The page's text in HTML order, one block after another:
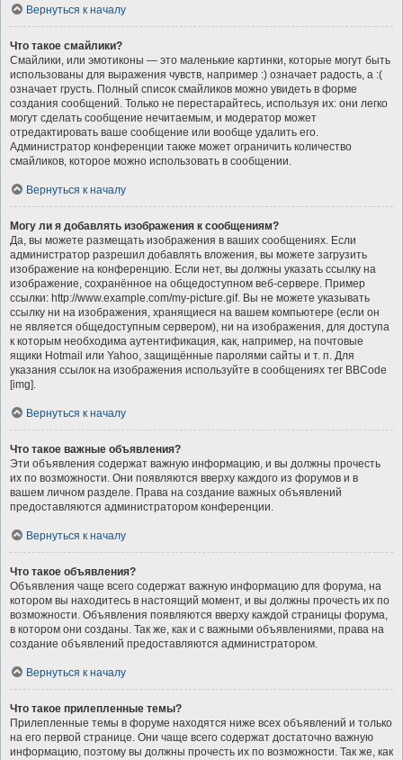
Вернуться к началу
Что такое смайлики?
Смайлики, или эмотиконы — это маленькие картинки, которые могут быть
использованы для выражения чувств, например :) означает радость, а :(
означает грусть. Полный список смайликов можно увидеть в форме
создания сообщений. Только не перестарайтесь, используя их: они легко
могут сделать сообщение нечитаемым, и модератор может
отредактировать ваше сообщение или вообще удалить его.
Администратор конференции также может ограничить количество
смайликов, которое можно использовать в сообщении.
Вернуться к началу
Могу ли я добавлять изображения к сообщениям?
Да, вы можете размещать изображения в ваших сообщениях. Если
администратор разрешил добавлять вложения, вы можете загрузить
изображение на конференцию. Если нет, вы должны указать ссылку на
изображение, сохранённое на общедоступном веб-сервере. Пример
ссылки: http://www.example.com/my-picture.gif. Вы не можете указывать
ссылку ни на изображения, хранящиеся на вашем компьютере (если он
не является общедоступным сервером), ни на изображения, для доступа
к которым необходима аутентификация, как, например, на почтовые
ящики Hotmail или Yahoo, защищённые паролями сайты и т. п. Для
указания ссылок на изображения используйте в сообщениях тег BBCode
[img].
Вернуться к началу
Что такое важные объявления?
Эти объявления содержат важную информацию, и вы должны прочесть
их по возможности. Они появляются вверху каждого из форумов и в
вашем личном разделе. Права на создание важных объявлений
предоставляются администратором конференции.
Вернуться к началу
Что такое объявления?
Объявления чаще всего содержат важную информацию для форума, на
котором вы находитесь в настоящий момент, и вы должны прочесть их по
возможности. Объявления появляются вверху каждой страницы форума,
в котором они созданы. Так же, как и с важными объявлениями, права на
создание объявлений предоставляются администратором.
Вернуться к началу
Что такое прилепленные темы?
Прилепленные темы в форуме находятся ниже всех объявлений и только
на его первой странице. Они чаще всего содержат достаточно важную
информацию, поэтому вы должны прочесть их по возможности. Так же, как